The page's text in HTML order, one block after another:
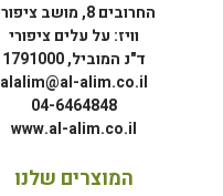
החרובים 8, מושב ציפורי
וויז: על עלים ציפורי
ד"נ המוביל, 1791000
alalim@al-alim.co.il
04-6464848
www.al-alim.co.il
המוצרים שלנו